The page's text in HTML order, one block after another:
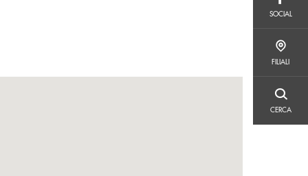
SOCIAL
FILIALI
CERCA